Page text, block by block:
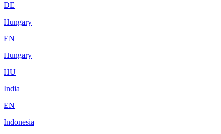
DE
Hungary
EN
Hungary
HU
India
EN
Indonesia